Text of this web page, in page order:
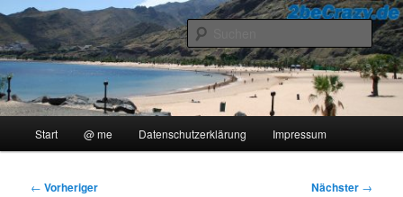
Zum
primären
Inhalt
springen2beCrazy
..::Ollis Blog::..
Start @ me Datenschutzerklärung Impressum
Beitragsnavigation
← Vorheriger Nächster →